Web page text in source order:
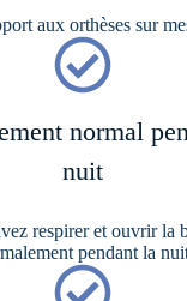
aux orthèses sur
normal
nuit
respirer et ouvrir la
pendant la